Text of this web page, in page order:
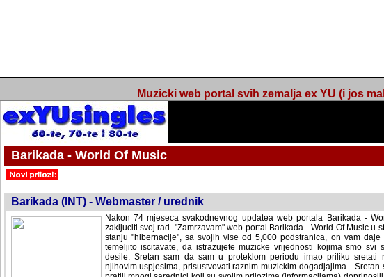
Muzicki web portal svih zemalja ex YU (i jos
Barikada - World Of Music
Barikada (INT) - Webmaster / urednik
Nakon 74 mjeseca svakodnevnog updatea web portala Barikada -
zakljuciti svoj rad. "Zamrzavam" web portal Barikada - World Of Music u
stanju "hibernacije", sa svojih vise od 5,000 podstranica, on vam
temeljito iscitavate, da istrazujete muzicke vrijednosti kojima smo svi
Sretan sam da sam u proteklom periodu imao priliku sretati razne
uspjesima, prisustvovati raznim muzickim dogadjajima... Sretan sam